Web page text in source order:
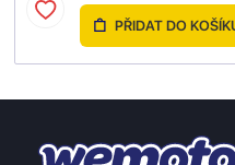
PŘIDAT DO